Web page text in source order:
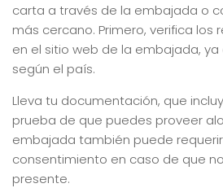
carta a través de la embajada o
más cercano. Primero, verifica los
en el sitio web de la embajada,
según el país.
Lleva tu documentación, que
prueba de que puedes proveer
embajada también puede
consentimiento en caso de que
presente.